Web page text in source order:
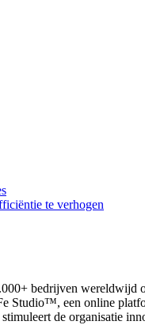
te verhogen
bedrijven wereldwijd
een online
de organisatie